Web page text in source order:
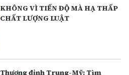
KHÔNG VÌ TIẾN ĐỘ MÀ HẠ THẤP
CHẤT LƯỢNG LUẬT
Thượng đỉnh Trung-Mỹ: Tìm